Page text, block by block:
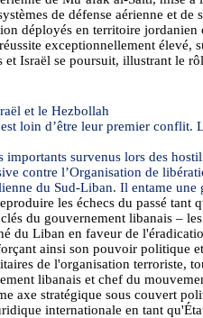
de défense aérienne et de
déployés en territoire
exceptionnellement élevé,
Israël se poursuit, illustrant le
et le Hezbollah
loin d’être leur premier conflit.
survenus lors des
contre l’Organisation de
du Sud-Liban. Il entame une
les échecs du passé
du gouvernement libanais –
du Liban en faveur de
ainsi son pouvoir politique
de l'organisation terroriste,
libanais et chef du
axe stratégique sous couvert
internationale en tant